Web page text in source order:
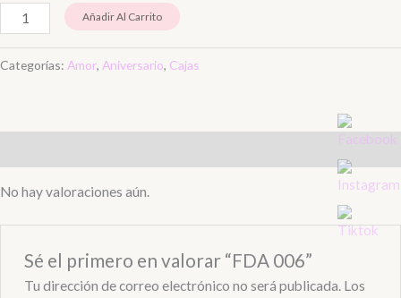
Añadir Al Carrito
Categorías: Amor, Aniversario, Cajas
No hay valoraciones aún.
Sé el primero en valorar “FDA 006”
Tu dirección de correo electrónico no será publicada. Los